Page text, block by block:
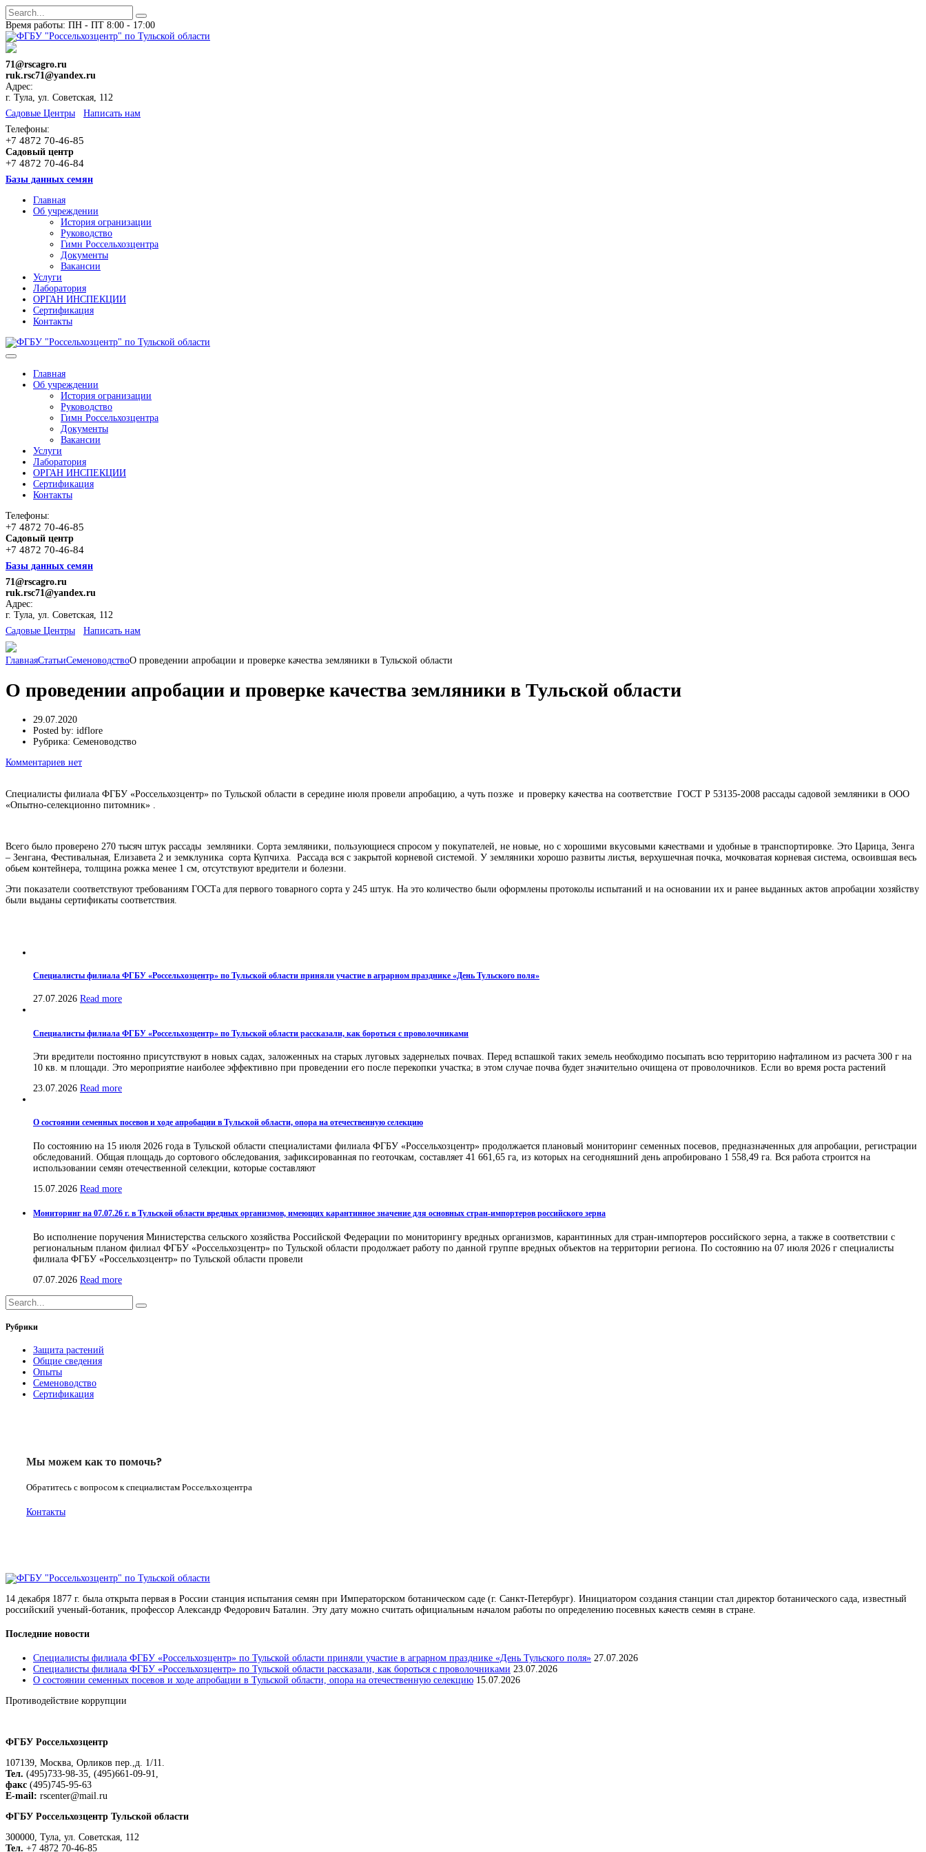
Время работы: ПН - ПТ 8:00 - 17:00
71@rscagro.ru
ruk.rsc71@yandex.ru
Адрес:
г. Тула, ул. Советская, 112
Cадовые Центры
Написать нам
Телефоны:
+7 4872 70-46-85
Садовый центр
+7 4872 70-46-84
Базы данных семян
Главная
Об учреждении
История огранизации
Руководство
Гимн Россельхозцентра
Документы
Вакансии
Услуги
Лаборатория
ОРГАН ИНСПЕКЦИИ
Сертификация
Контакты
Главная
Об учреждении
История огранизации
Руководство
Гимн Россельхозцентра
Документы
Вакансии
Услуги
Лаборатория
ОРГАН ИНСПЕКЦИИ
Сертификация
Контакты
Телефоны:
+7 4872 70-46-85
Садовый центр
+7 4872 70-46-84
Базы данных семян
71@rscagro.ru
ruk.rsc71@yandex.ru
Адрес:
г. Тула, ул. Советская, 112
Cадовые Центры
Написать нам
ГлавнаяСтатьиСеменоводствоО проведении апробации и проверке качества земляники в Тульской области
О проведении апробации и проверке качества земляники в Тульской области
29.07.2020
Posted by: idflore
Рубрика: Семеноводство
Комментариев нет
Специалисты филиала ФГБУ «Россельхозцентр» по Тульской области в середине июля провели апробацию, а чуть позже и проверку качества на соответствие ГОСТ Р 53135-2008 рассады садовой земляники в ООО
«Опытно-селекционно питомник» .
Всего было проверено 270 тысяч штук рассады земляники. Сорта земляники, пользующиеся спросом у покупателей, не новые, но с хорошими вкусовыми качествами и удобные в транспортировке. Это Царица, Зенга
– Зенгана, Фестивальная, Елизавета 2 и земклуника сорта Купчиха. Рассада вся с закрытой корневой системой. У земляники хорошо развиты листья, верхушечная почка, мочковатая корневая система, освоившая весь
обьем контейнера, толщина рожка менее 1 см, отсутствуют вредители и болезни.
Эти показатели соответствуют требованиям ГОСТа для первого товарного сорта у 245 штук. На это количество были оформлены протоколы испытаний и на основании их и ранее выданных актов апробации хозяйству
были выданы сертификаты соответствия.
Специалисты филиала ФГБУ «Россельхозцентр» по Тульской области приняли участие в аграрном празднике «День Тульского поля»
27.07.2026 Read more
Специалисты филиала ФГБУ «Россельхозцентр» по Тульской области рассказали, как бороться с проволочниками
Эти вредители постоянно присутствуют в новых садах, заложенных на старых луговых задернелых почвах. Перед вспашкой таких земель необходимо посыпать всю территорию нафталином из расчета 300 г на
10 кв. м площади. Это мероприятие наиболее эффективно при проведении его после перекопки участка; в этом случае почва будет значительно очищена от проволочников. Если во время роста растений
23.07.2026 Read more
О состоянии семенных посевов и ходе апробации в Тульской области, опора на отечественную селекцию
По состоянию на 15 июля 2026 года в Тульской области специалистами филиала ФГБУ «Россельхозцентр» продолжается плановый мониторинг семенных посевов, предназначенных для апробации, регистрации
обследований. Общая площадь до сортового обследования, зафиксированная по геоточкам, составляет 41 661,65 га, из которых на сегодняшний день апробировано 1 558,49 га. Вся работа строится на
использовании семян отечественной селекции, которые составляют
15.07.2026 Read more
Мониторинг на 07.07.26 г. в Тульской области вредных организмов, имеющих карантинное значение для основных стран-импортеров российского зерна
Во исполнение поручения Министерства сельского хозяйства Российской Федерации по мониторингу вредных организмов, карантинных для стран-импортеров российского зерна, а также в соответствии с
региональным планом филиал ФГБУ «Россельхозцентр» по Тульской области продолжает работу по данной группе вредных объектов на территории региона. По состоянию на 07 июля 2026 г специалисты
филиала ФГБУ «Россельхозцентр» по Тульской области провели
07.07.2026 Read more
Рубрики
Защита растений
Общие сведения
Опыты
Семеноводство
Сертификация
Мы можем как то помочь?
Обратитесь с вопросом к специалистам Россельхозцентра
Контакты
14 декабря 1877 г. была открыта первая в России станция испытания семян при Императорском ботаническом саде (г. Санкт-Петербург). Инициатором создания станции стал директор ботанического сада, известный
российский ученый-ботаник, профессор Александр Федорович Баталин. Эту дату можно считать официальным началом работы по определению посевных качеств семян в стране.
Последние новости
Специалисты филиала ФГБУ «Россельхозцентр» по Тульской области приняли участие в аграрном празднике «День Тульского поля» 27.07.2026
Специалисты филиала ФГБУ «Россельхозцентр» по Тульской области рассказали, как бороться с проволочниками 23.07.2026
О состоянии семенных посевов и ходе апробации в Тульской области, опора на отечественную селекцию 15.07.2026
Противодействие коррупции
ФГБУ Россельхозцентр
107139, Москва, Орликов пер.,д. 1/11.
Тел. (495)733-98-35, (495)661-09-91,
факс (495)745-95-63
E-mail: rscenter@mail.ru
ФГБУ Россельхозцентр Тульской области
300000, Тула, ул. Советская, 112
Тел. +7 4872 70-46-85